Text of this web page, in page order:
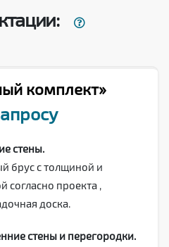
комплект»
стены.
брус с толщиной и
согласно проекта ,
доска.
стены и перегородки.